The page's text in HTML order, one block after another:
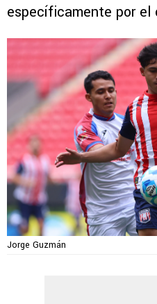
específicamente por el
Jorge Guzmán